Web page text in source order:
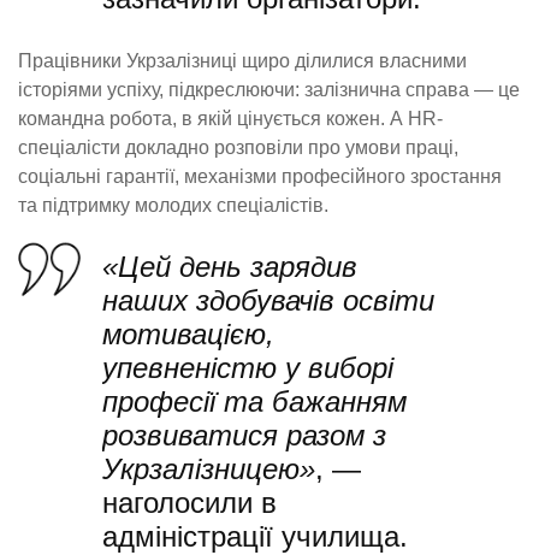
Працівники Укрзалізниці щиро ділилися власними
історіями успіху, підкреслюючи: залізнична справа — це
командна робота, в якій цінується кожен. А HR-
спеціалісти докладно розповіли про умови праці,
соціальні гарантії, механізми професійного зростання
та підтримку молодих спеціалістів.
«Цей день зарядив
наших здобувачів освіти
мотивацією,
упевненістю у виборі
професії та бажанням
розвиватися разом з
Укрзалізницею», —
наголосили в
адміністрації училища.